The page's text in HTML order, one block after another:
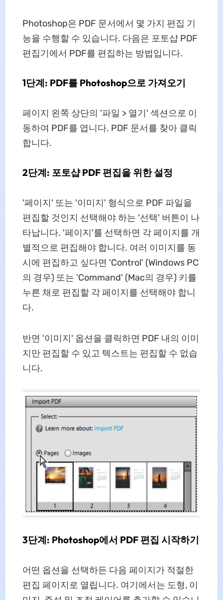
Photoshop은 PDF 문서에서 몇 가지 편집 기
능을 수행할 수 있습니다. 다음은 포토샵 PDF
편집기에서 PDF를 편집하는 방법입니다.
1단계: PDF를 Photoshop으로 가져오기
페이지 왼쪽 상단의 '파일 > 열기' 섹션으로 이
동하여 PDF를 엽니다. PDF 문서를 찾아 클릭
합니다.
2단계: 포토샵 PDF 편집을 위한 설정
'페이지' 또는 '이미지' 형식으로 PDF 파일을
편집할 것인지 선택해야 하는 '선택' 버튼이 나
타납니다. '페이지'를 선택하면 각 페이지를 개
별적으로 편집해야 합니다. 여러 이미지를 동
시에 편집하고 싶다면 'Control' (Windows PC
의 경우) 또는 'Command' (Mac의 경우) 키를
누른 채로 편집할 각 페이지를 선택해야 합니
다.
반면 '이미지' 옵션을 클릭하면 PDF 내의 이미
지만 편집할 수 있고 텍스트는 편집할 수 없습
니다.
3단계: Photoshop에서 PDF 편집 시작하기
어떤 옵션을 선택하든 다음 페이지가 적절한
편집 페이지로 열립니다. 여기에서는 도형, 이